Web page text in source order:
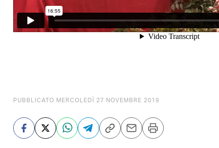
PUBBLICATO MERCOLEDÌ 27 NOVEMBRE 2019